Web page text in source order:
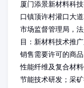
厦门添景新材料科
口镇顶许村灌口大
市场监督管理局，
目：新材料技术推
销售需要许可的商
性能纤维及复合材
节能技术研发；采